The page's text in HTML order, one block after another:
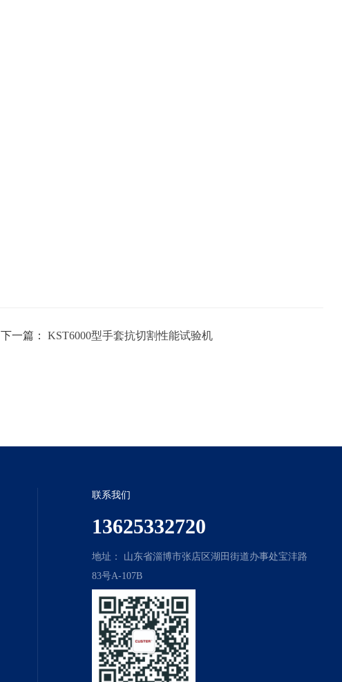
下一篇：KST6000型手套抗切割性能试验机
联系我们
13625332720
地址： 山东省淄博市张店区湖田街道办事处宝沣路
83号A-107B